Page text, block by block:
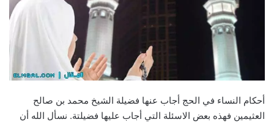
أحكام النساء في الحج أجاب عنها فضيلة الشيخ محمد بن صالح
العثيمين فهذه بعض الاسئلة التي أجاب عليها فضيلتة. نسأل الله أن